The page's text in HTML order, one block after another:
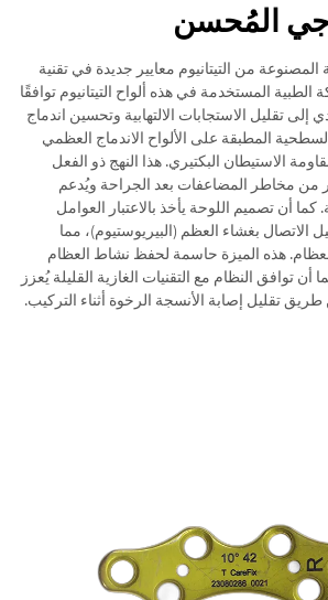
المُحسن
من التيتانيوم معايير جديدة في تقنية
المستخدمة في هذه ألواح التيتانيوم توافقًا
إلى تقليل الاستجابات الالتهابية وتحسين اندماج
المطبقة على الألواح الاندماج العظمي
الاستيطان البكتيري. هذا النهج ذو الفعل
من مخاطر المضاعفات بعد الجراحة ويُدعم
كما أن تصميم اللوحة يأخذ بالاعتبار العوامل
الاتصال بغشاء العظم (البيريوستيوم)، مما
هذه الميزة حاسمة لحفظ نشاط العظام
أن توافق النظام مع التقنيات الغازية القليلة يُعزز
تقليل إصابة الأنسجة الرخوة أثناء التركيب.